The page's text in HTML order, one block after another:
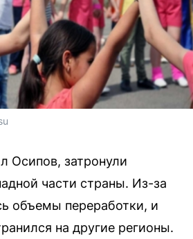
Осипов, затронули
части страны. Из-за
объемы переработки, и
на другие регионы.